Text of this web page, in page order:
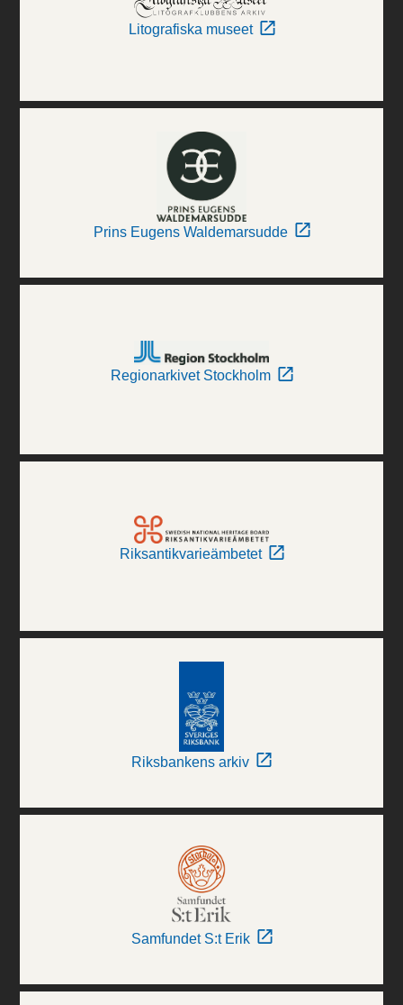
Litografiska museet
Prins Eugens Waldemarsudde
Regionarkivet Stockholm
Riksantikvarieämbetet
Riksbankens arkiv
Samfundet S:t Erik